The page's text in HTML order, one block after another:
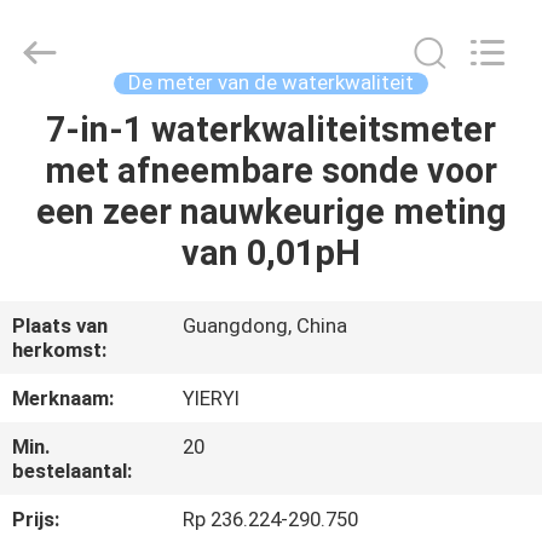
THUIS
PRODUCTEN
ONS
FABRIEKSREIS
KWALITEITSCONTROLE
YIERYI
Technology
Reserved.
De meter van de waterkwaliteit
7-in-1 waterkwaliteitsmeter
met afneembare sonde voor
een zeer nauwkeurige meting
van 0,01pH
Plaats van
herkomst:
Guangdong, China
Merknaam:
YIERYI
Min.
bestelaantal:
20
Prijs:
Rp 236.224-290.750